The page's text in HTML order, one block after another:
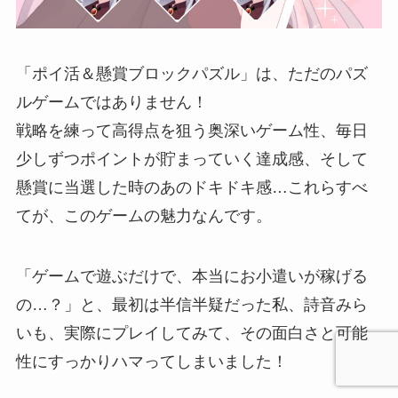
「ポイ活＆懸賞ブロックパズル」は、ただのパズ
ルゲームではありません！
戦略を練って高得点を狙う奥深いゲーム性、毎日
少しずつポイントが貯まっていく達成感、そして
懸賞に当選した時のあのドキドキ感…これらすべ
てが、このゲームの魅力なんです。
「ゲームで遊ぶだけで、本当にお小遣いが稼げる
の…？」と、最初は半信半疑だった私、詩音みら
いも、実際にプレイしてみて、その面白さと可能
性にすっかりハマってしまいました！